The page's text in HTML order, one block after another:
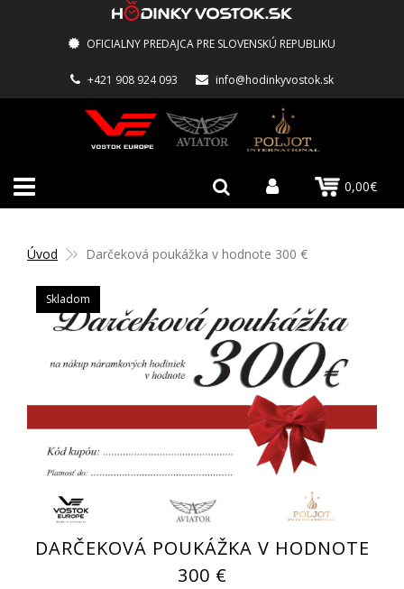
OFICIALNY PREDAJCA PRE SLOVENSKÚ REPUBLIKU
+421 908 924 093 info@hodinkyvostok.sk
0,00€
Úvod Darčeková poukážka v hodnote 300 €
Skladom
DARČEKOVÁ POUKÁŽKA V HODNOTE
300 €